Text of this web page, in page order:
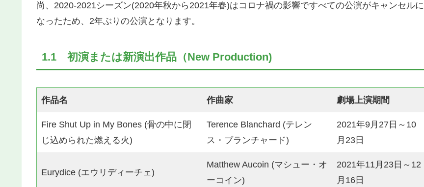
尚、2020-2021シーズン(2020年秋から2021年春)はコロナ禍の影響ですべての公演がキャンセルに
なったため、2年ぶりの公演となります。
1.1 初演または新演出作品（New Production)
作品名 作曲家 劇場上演期間
Fire Shut Up in My Bones (骨の中に閉
じ込められた燃える火)
Terence Blanchard (テレン
ス・ブランチャード)
2021年9月27日～10
月23日
Eurydice (エウリディーチェ)
Matthew Aucoin (マシュー・オ
ーコイン)
2021年11月23日～12
月16日